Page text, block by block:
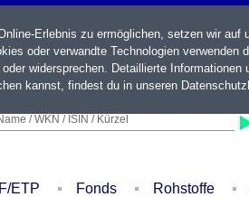
/ WKN / ISIN / Kürzel
ETP Fonds Rohstoffe
Erlebnis zu ermöglichen, setzen wir
oder verwandte Technologien verwenden
widersprechen. Detaillierte Informationen
kannst, findest du in unseren